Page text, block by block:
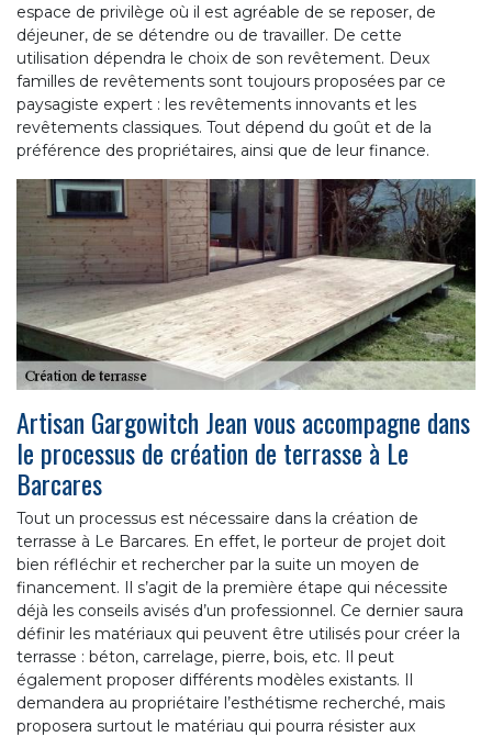
espace de privilège où il est agréable de se reposer, de
déjeuner, de se détendre ou de travailler. De cette
utilisation dépendra le choix de son revêtement. Deux
familles de revêtements sont toujours proposées par ce
paysagiste expert : les revêtements innovants et les
revêtements classiques. Tout dépend du goût et de la
préférence des propriétaires, ainsi que de leur finance.
Artisan Gargowitch Jean vous accompagne dans
le processus de création de terrasse à Le
Barcares
Tout un processus est nécessaire dans la création de
terrasse à Le Barcares. En effet, le porteur de projet doit
bien réfléchir et rechercher par la suite un moyen de
financement. Il s’agit de la première étape qui nécessite
déjà les conseils avisés d’un professionnel. Ce dernier saura
définir les matériaux qui peuvent être utilisés pour créer la
terrasse : béton, carrelage, pierre, bois, etc. Il peut
également proposer différents modèles existants. Il
demandera au propriétaire l’esthétisme recherché, mais
proposera surtout le matériau qui pourra résister aux